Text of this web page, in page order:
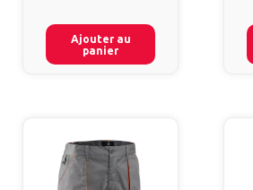
Ajouter au
panier